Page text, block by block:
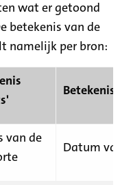
wat er getoond
betekenis van de
namelijk per bron:
van de
Datum